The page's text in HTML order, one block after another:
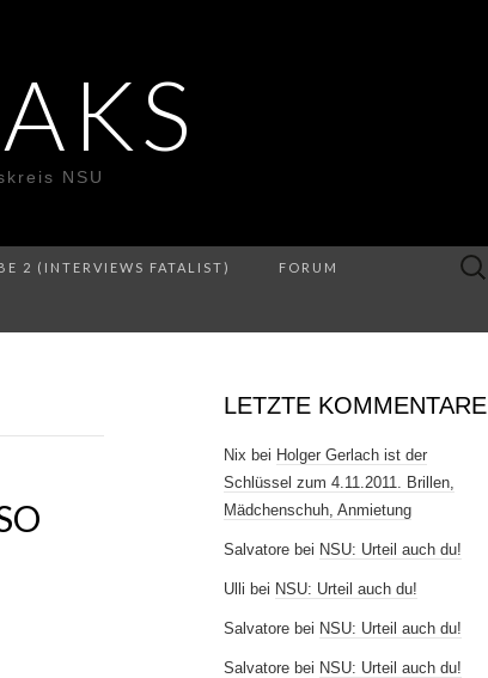
NSU
2 (INTERVIEWS FATALIST) FORUM
Suche
LETZTE KOMMENTARE
Nix bei Holger Gerlach ist der
Schlüssel zum 4.11.2011. Brillen,
Mädchenschuh, Anmietung
Salvatore bei NSU: Urteil auch du!
Ulli bei NSU: Urteil auch du!
Salvatore bei NSU: Urteil auch du!
Salvatore bei NSU: Urteil auch du!